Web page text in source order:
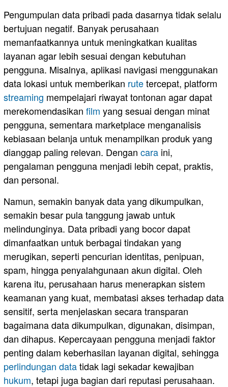
Pengumpulan data pribadi pada dasarnya tidak selalu
bertujuan negatif. Banyak perusahaan
memanfaatkannya untuk meningkatkan kualitas
layanan agar lebih sesuai dengan kebutuhan
pengguna. Misalnya, aplikasi navigasi menggunakan
data lokasi untuk memberikan rutetercepat, platform
streaming mempelajari riwayat tontonan agar dapat
merekomendasikan film yang sesuai dengan minat
pengguna, sementara marketplace menganalisis
kebiasaan belanja untuk menampilkan produk yang
dianggap paling relevan. Dengan cara ini,
pengalaman pengguna menjadi lebih cepat, praktis,
dan personal.
Namun, semakin banyak data yang dikumpulkan,
semakin besar pula tanggung jawab untuk
melindunginya. Data pribadi yang bocor dapat
dimanfaatkan untuk berbagai tindakan yang
merugikan, seperti pencurian identitas, penipuan,
spam, hingga penyalahgunaan akun digital. Oleh
karena itu, perusahaan harus menerapkan sistem
keamanan yang kuat, membatasi akses terhadap data
sensitif, serta menjelaskan secara transparan
bagaimana data dikumpulkan, digunakan, disimpan,
dan dihapus. Kepercayaan pengguna menjadi faktor
penting dalam keberhasilan layanan digital, sehingga
perlindungan datatidak lagi sekadar kewajiban
hukum, tetapi juga bagian dari reputasi perusahaan.